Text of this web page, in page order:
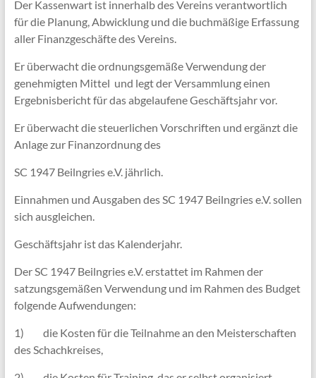
Der Kassenwart ist innerhalb des Vereins verantwortlich
für die Planung, Abwicklung und die buchmäßige Erfassung
aller Finanzgeschäfte des Vereins.
Er überwacht die ordnungsgemäße Verwendung der
genehmigten Mittel und legt der Versammlung einen
Ergebnisbericht für das abgelaufene Geschäftsjahr vor.
Er überwacht die steuerlichen Vorschriften und ergänzt die
Anlage zur Finanzordnung des
SC 1947 Beilngries e.V. jährlich.
Einnahmen und Ausgaben des SC 1947 Beilngries e.V. sollen
sich ausgleichen.
Geschäftsjahr ist das Kalenderjahr.
Der SC 1947 Beilngries e.V. erstattet im Rahmen der
satzungsgemäßen Verwendung und im Rahmen des Budget
folgende Aufwendungen:
1) die Kosten für die Teilnahme an den Meisterschaften
des Schachkreises,